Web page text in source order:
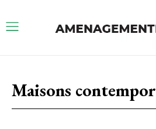
Maisons